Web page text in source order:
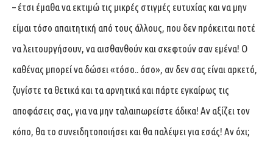
– έτσι έμαθα να εκτιμώ τις μικρές στιγμές ευτυχίας και να μην
είμαι τόσο απαιτητική από τους άλλους, που δεν πρόκειται ποτέ
να λειτουργήσουν, να αισθανθούν και σκεφτούν σαν εμένα! Ο
καθένας μπορεί να δώσει «τόσο.. όσο», αν δεν σας είναι αρκετό,
ζυγίστε τα θετικά και τα αρνητικά και πάρτε εγκαίρως τις
αποφάσεις σας, για να μην ταλαιπωρείστε άδικα! Αν αξίζει τον
κόπο, θα το συνειδητοποιήσει και θα παλέψει για εσάς! Αν όχι;